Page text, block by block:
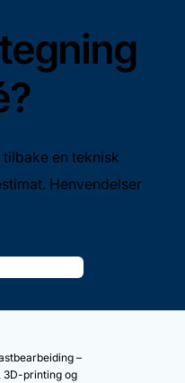
en teknisk
Henvendelser
–
3D-printing og